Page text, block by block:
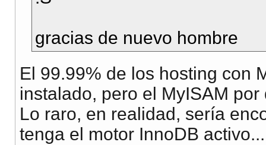
gracias de nuevo hombre
El 99.99% de los hosting con
instalado, pero el MyISAM por
Lo raro, en realidad, sería
tenga el motor InnoDB activo...